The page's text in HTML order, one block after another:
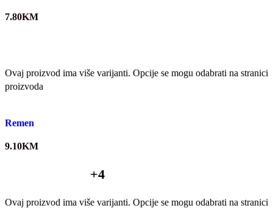
7.80KM
Ovaj proizvod ima više varijanti. Opcije se mogu odabrati na stranici
proizvoda
Remen
9.10KM
+4
Ovaj proizvod ima više varijanti. Opcije se mogu odabrati na stranici